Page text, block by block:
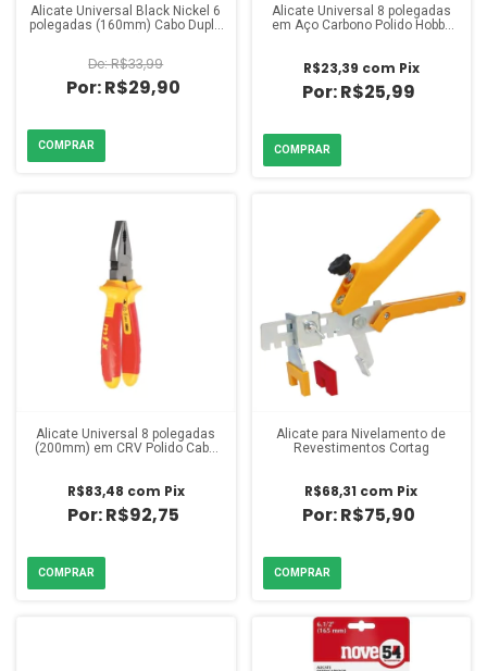
Alicate Universal Black Nickel 6
polegadas (160mm) Cabo Dupla
R$29,90
R$33,99
Alicate Universal 8 polegadas
em Aço Carbono Polido Hobby
R$25,99
R$23,39 com Pix
Alicate Universal 8 polegadas
(200mm) em CRV Polido Cabo
R$92,75
R$83,48 com Pix
Alicate para Nivelamento de
Revestimentos Cortag
R$75,90
R$68,31 com Pix